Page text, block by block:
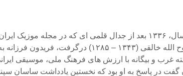
و روح الله خالقی (۱۳۴۳ – ۱۲۸۵)
غرب و بیگانه با ارزش های فرهنگ ملی، موسیقی
گفت در پاسخ به او بود که نخستین یادداشت ساسان